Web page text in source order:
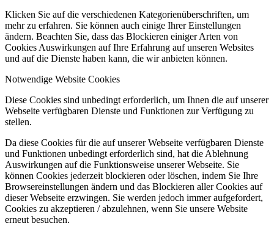
Klicken Sie auf die verschiedenen Kategorienüberschriften, um
mehr zu erfahren. Sie können auch einige Ihrer Einstellungen
ändern. Beachten Sie, dass das Blockieren einiger Arten von
Cookies Auswirkungen auf Ihre Erfahrung auf unseren Websites
und auf die Dienste haben kann, die wir anbieten können.
Notwendige Website Cookies
Diese Cookies sind unbedingt erforderlich, um Ihnen die auf unserer
Webseite verfügbaren Dienste und Funktionen zur Verfügung zu
stellen.
Da diese Cookies für die auf unserer Webseite verfügbaren Dienste
und Funktionen unbedingt erforderlich sind, hat die Ablehnung
Auswirkungen auf die Funktionsweise unserer Webseite. Sie
können Cookies jederzeit blockieren oder löschen, indem Sie Ihre
Browsereinstellungen ändern und das Blockieren aller Cookies auf
dieser Webseite erzwingen. Sie werden jedoch immer aufgefordert,
Cookies zu akzeptieren / abzulehnen, wenn Sie unsere Website
erneut besuchen.